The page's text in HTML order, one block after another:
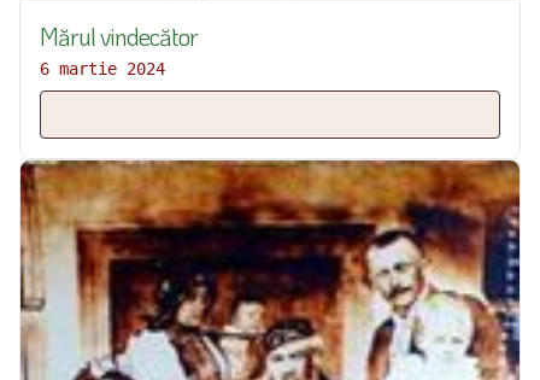
Mărul vindecător
6 martie 2024